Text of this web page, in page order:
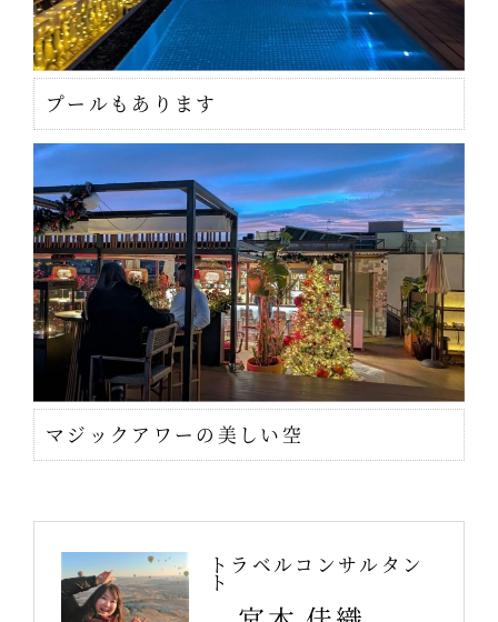
プールもあります
マジックアワーの美しい空
トラベルコンサルタン
ト